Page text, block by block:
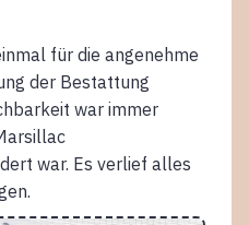
für die angenehme
der Bestattung
war immer
war. Es verlief alles